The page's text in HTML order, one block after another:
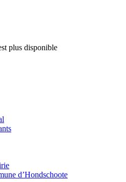
plus disponible
d’Hondschoote